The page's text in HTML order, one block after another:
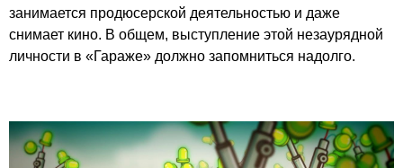
занимается продюсерской деятельностью и даже
снимает кино. В общем, выступление этой незаурядной
личности в «Гараже» должно запомниться надолго.